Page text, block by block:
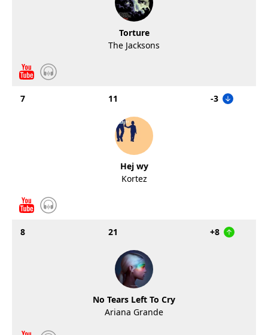
Torture
The Jacksons
7 11 -3
Hej wy
Kortez
8 21 +8
No Tears Left To Cry
Ariana Grande